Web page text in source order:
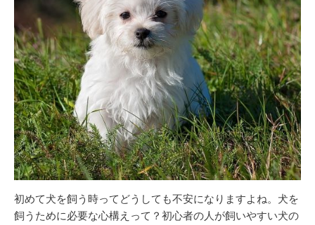
初めて犬を飼う時ってどうしても不安になりますよね。犬を
飼うために必要な心構えって？初心者の人が飼いやすい犬の